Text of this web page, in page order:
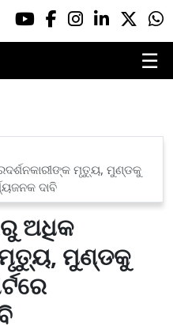
☰
ମୃତ୍ୟୁ, ମୁଣ୍ଡକୁ
ଦାବି
ଅଧିକ
ମୃତ୍ୟୁ, ମୁଣ୍ଡକୁ